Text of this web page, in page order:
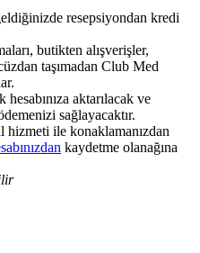
resepsiyondan kredi
butikten alışverişler,
taşımadan Club Med
hesabınıza aktarılacak ve
sağlayacaktır.
ile konaklamanızdan
kaydetme olanağına